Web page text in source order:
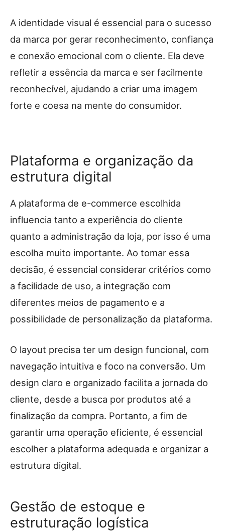
A identidade visual é essencial para o sucesso
da marca por gerar reconhecimento, confiança
e conexão emocional com o cliente. Ela deve
refletir a essência da marca e ser facilmente
reconhecível, ajudando a criar uma imagem
forte e coesa na mente do consumidor.
Plataforma e organização da
estrutura digital
A plataforma de e-commerce escolhida
influencia tanto a experiência do cliente
quanto a administração da loja, por isso é uma
escolha muito importante. Ao tomar essa
decisão, é essencial considerar critérios como
a facilidade de uso, a integração com
diferentes meios de pagamento e a
possibilidade de personalização da plataforma.
O layout precisa ter um design funcional, com
navegação intuitiva e foco na conversão. Um
design claro e organizado facilita a jornada do
cliente, desde a busca por produtos até a
finalização da compra. Portanto, a fim de
garantir uma operação eficiente, é essencial
escolher a plataforma adequada e organizar a
estrutura digital.
Gestão de estoque e
estruturação logística